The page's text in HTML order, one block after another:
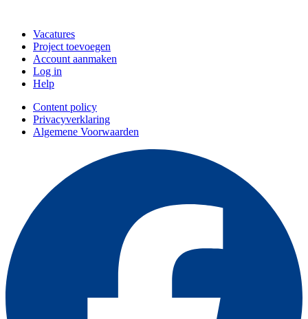
Vacatures
Project toevoegen
Account aanmaken
Log in
Help
Content policy
Privacyverklaring
Algemene Voorwaarden